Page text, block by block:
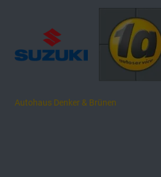
Autohaus Denker & Brünen